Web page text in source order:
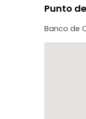
Punto
Banco de